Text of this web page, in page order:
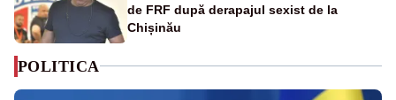
de FRF după derapajul sexist de la
Chișinău
POLITICA